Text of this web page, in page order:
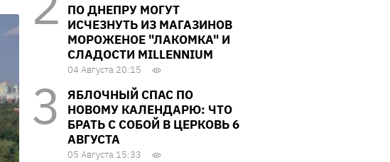
ПО ДНЕПРУ МОГУТ
ИСЧЕЗНУТЬ ИЗ МАГАЗИНОВ
МОРОЖЕНОЕ "ЛАКОМКА" И
СЛАДОСТИ MILLENNIUM
04 Августа 20:15
ЯБЛОЧНЫЙ СПАС ПО
НОВОМУ КАЛЕНДАРЮ: ЧТО
БРАТЬ С СОБОЙ В ЦЕРКОВЬ 6
АВГУСТА
05 Августа 15:33